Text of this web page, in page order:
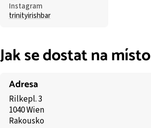
Instagram
trinityirishbar
Jak se dostat na místo
Adresa
Rilkepl. 3
1040 Wien
Rakousko